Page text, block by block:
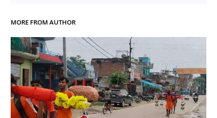
MORE FROM AUTHOR